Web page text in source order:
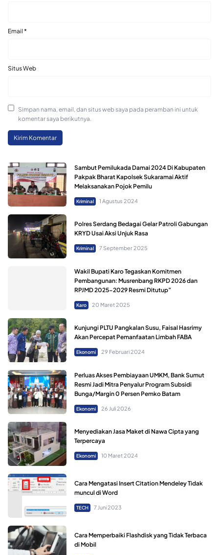
Email *
Situs Web
Simpan nama, email, dan situs web saya pada peramban ini untuk
komentar saya berikutnya.
Sambut Pemilukada Damai 2024 Di Kabupaten
Pakpak Bharat Kapolsek Sukaramai Aktif
Melaksanakan Pojok Pemilu
Kriminal 1 Agustus 2024
Polres Serdang Bedagai Gelar Patroli Gabungan
KRYD Usai Aksi Unjuk Rasa
Kriminal 7 September 2025
Wakil Bupati Karo Tegaskan Komitmen
Pembangunan: Musrenbang RKPD 2026 dan
RPJMD 2025-2029 Resmi Ditutup”
Karo 20 Maret 2025
Kunjungi PLTU Pangkalan Susu, Faisal Hasrimy
Akan Percepat Pemanfaatan Limbah FABA
Ekonomi 29 Februari 2024
Perluas Akses Pembiayaan UMKM, Bank Sumut
Resmi Jadi Mitra Penyalur Program Subsidi
Bunga/Margin 0 Persen Pemko Batam
Ekonomi 26 Juli 2026
Menyediakan Jasa Maket di Nawa Cipta yang
Terpercaya
Ekonomi 10 Maret 2024
Cara Mengatasi Insert Citation Mendeley Tidak
muncul di Word
TECH 7 Juni 2023
Cara Memperbaiki Flashdisk yang Tidak Terbaca
di Mobil